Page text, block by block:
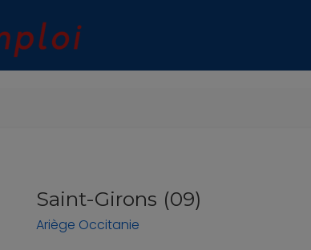
Saint-Girons (09)
Ariège Occitanie